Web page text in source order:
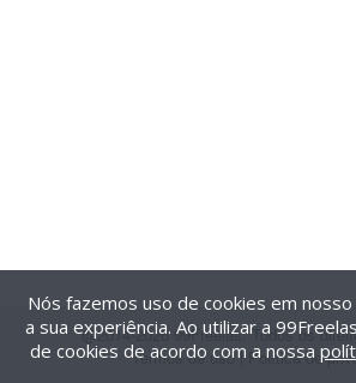
@2014-2026 99Freelas. Todos os
Termos de uso| Política de
Nós fazemos uso de cookies em
a sua experiência. Ao utilizar a
de cookies de acordo com a nossa